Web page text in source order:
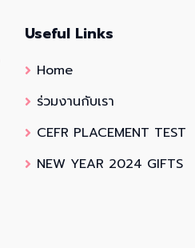
Useful Links
Home
ร่วมงานกับเรา
CEFR PLACEMENT TEST
NEW YEAR 2024 GIFTS